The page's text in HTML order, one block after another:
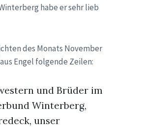
habe er sehr lieb
des Monats November
Engel folgende Zeilen:
und Brüder im
Winterberg,
unser